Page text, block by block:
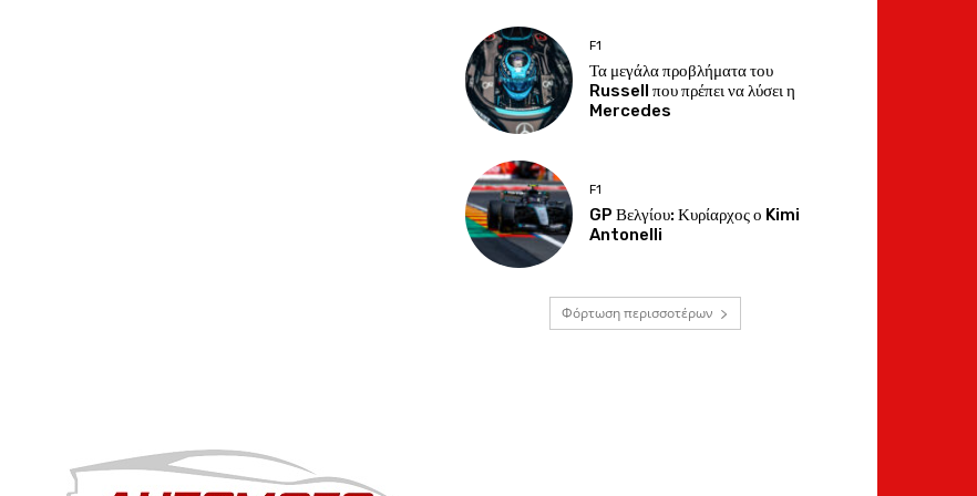
F1
Τα μεγάλα προβλήματα του
Russell που πρέπει να λύσει η
Mercedes
F1
GP Βελγίου: Κυρίαρχος ο Kimi
Antonelli
Φόρτωση περισσοτέρων